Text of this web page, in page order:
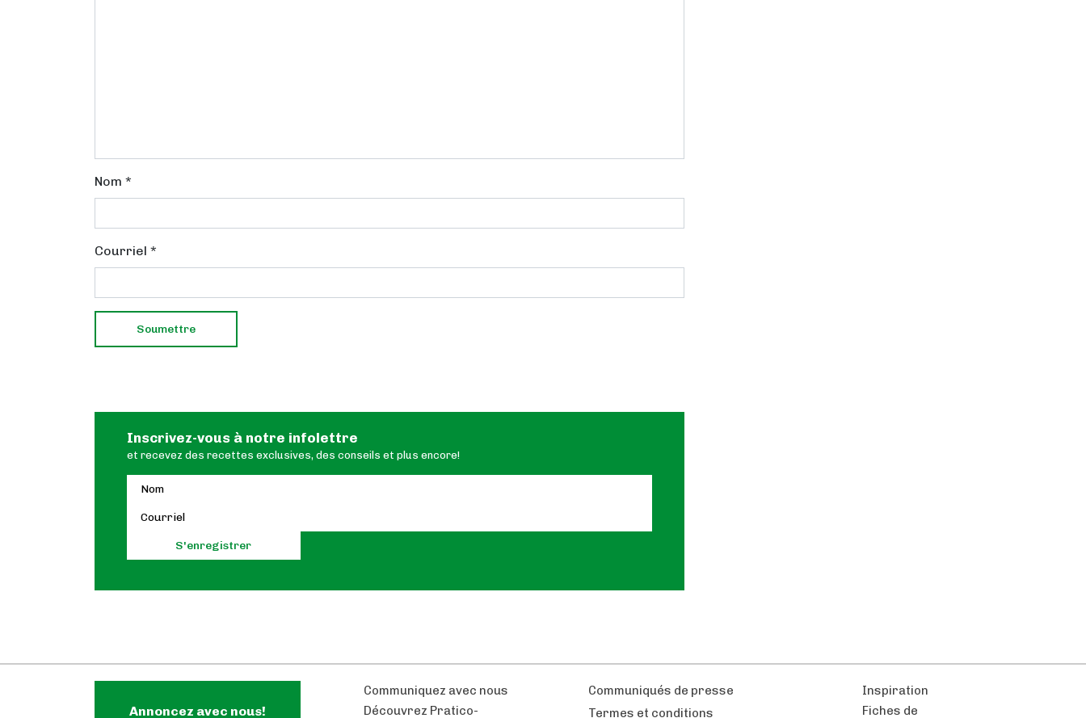
Nom *
Courriel *
Inscrivez-vous à notre infolettre
et recevez des recettes exclusives, des conseils et plus encore!
Annoncez avec nous!
Communiquez avec nous
Découvrez Pratico-
Communiqués de presse
Termes et conditions
Inspiration
Fiches de